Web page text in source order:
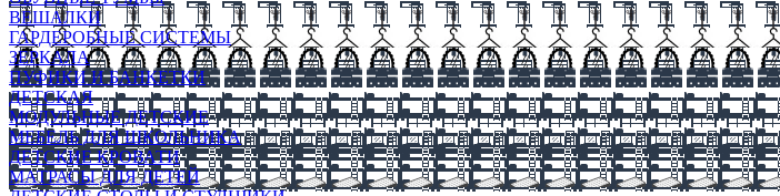
ВЕШАЛКИ
ГАРДЕРОБНЫЕ СИСТЕМЫ
ЗЕРКАЛА
ПУФИКИ И БАНКЕТКИ
ДЕТСКАЯ
МОДУЛЬНЫЕ ДЕТСКИЕ
МЕБЕЛЬ ДЛЯ ШКОЛЬНИКА
ДЕТСКИЕ КРОВАТИ
МАТРАСЫ ДЛЯ ДЕТЕЙ